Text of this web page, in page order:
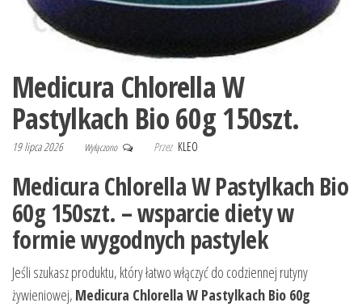
Medicura Chlorella W
Pastylkach Bio 60g 150szt.
19 lipca 2026 Wyłączono Przez KLEO
Medicura Chlorella W Pastylkach Bio
60g 150szt. – wsparcie diety w
formie wygodnych pastylek
Jeśli szukasz produktu, który łatwo włączyć do codziennej rutyny
żywieniowej, Medicura Chlorella W Pastylkach Bio 60g